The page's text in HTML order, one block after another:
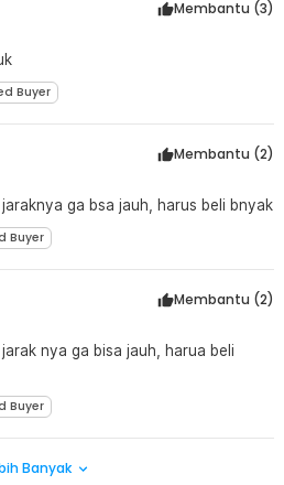
Membantu (3)
Buyer
Membantu (2)
ga bsa jauh, harus beli bnyak
Buyer
Membantu (2)
nya ga bisa jauh, harua beli
Buyer
Banyak